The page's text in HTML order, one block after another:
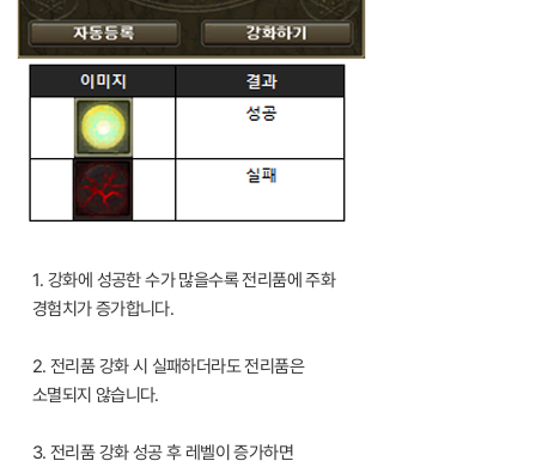
1. 강화에 성공한 수가 많을수록 전리품에 주화
경험치가 증가합니다.
2. 전리품 강화 시 실패하더라도 전리품은
소멸되지 않습니다.
3. 전리품 강화 성공 후 레벨이 증가하면